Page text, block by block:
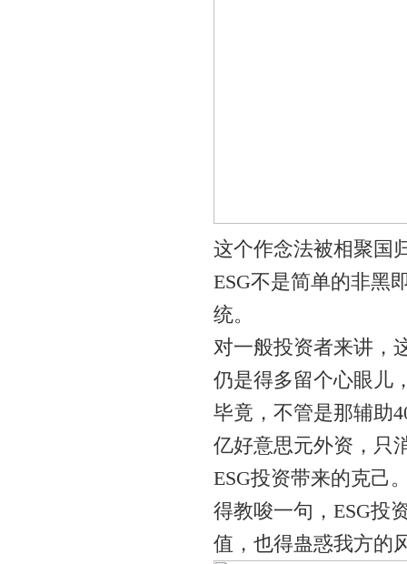
这个作念法被相聚国
ESG不是简单的非黑
统。
对一般投资者来讲，
仍是得多留个心眼儿
毕竟，不管是那辅助
亿好意思元外资，只
ESG投资带来的克己
得教唆一句，ESG投
值，也得蛊惑我方的